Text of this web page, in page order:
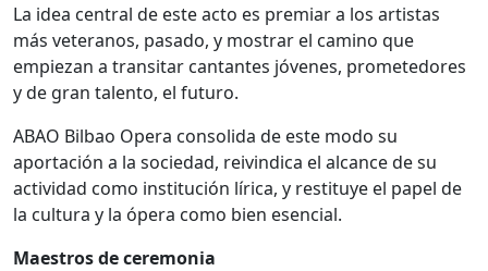
La idea central de este acto es premiar a los artistas
más veteranos, pasado, y mostrar el camino que
empiezan a transitar cantantes jóvenes, prometedores
y de gran talento, el futuro.
ABAO Bilbao Opera consolida de este modo su
aportación a la sociedad, reivindica el alcance de su
actividad como institución lírica, y restituye el papel de
la cultura y la ópera como bien esencial.
Maestros de ceremonia